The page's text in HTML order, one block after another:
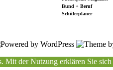
Bund + Beruf
Schülerplaner
Mit der Nutzung erklären Sie